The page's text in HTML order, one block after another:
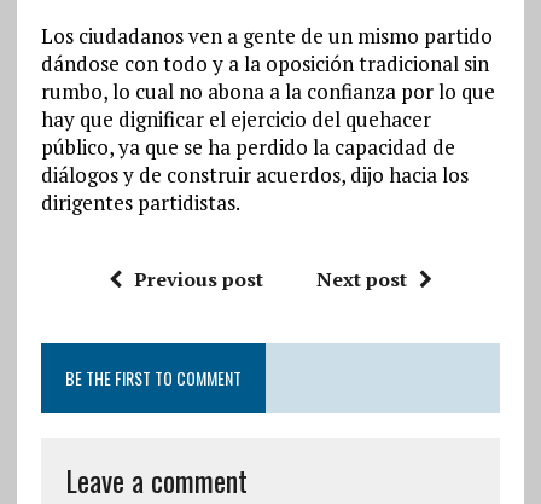
Los ciudadanos ven a gente de un mismo partido
dándose con todo y a la oposición tradicional sin
rumbo, lo cual no abona a la confianza por lo que
hay que dignificar el ejercicio del quehacer
público, ya que se ha perdido la capacidad de
diálogos y de construir acuerdos, dijo hacia los
dirigentes partidistas.
Previous post Next post
BE THE FIRST TO COMMENT
Leave a comment